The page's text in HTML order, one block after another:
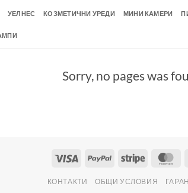
УЕЛНЕС КОЗМЕТИЧНИ УРЕДИ МИНИ КАМЕРИ
Sorry, no pages was
Visa PayPal Stripe
КОНТАКТИ ОБЩИ УСЛОВИЯ